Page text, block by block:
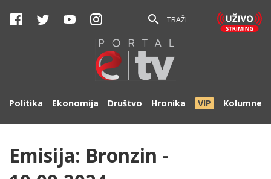
TRAŽI
Politika Ekonomija Društvo Hronika VIP Kolumne
Emisija: Bronzin -